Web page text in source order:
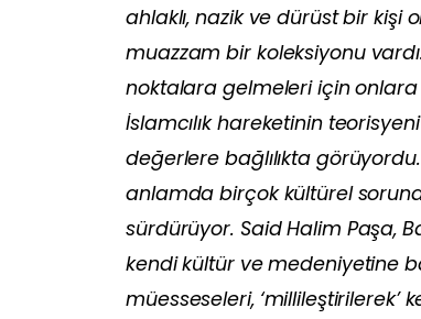
ahlaklı, nazik ve dürüst bir kişi
muazzam bir koleksiyonu
noktalara gelmeleri için
İslamcılık hareketinin
değerlere bağlılıkta
anlamda birçok kültürel
sürdürüyor. Said Halim Paşa,
kendi kültür ve medeniyetine
müesseseleri,